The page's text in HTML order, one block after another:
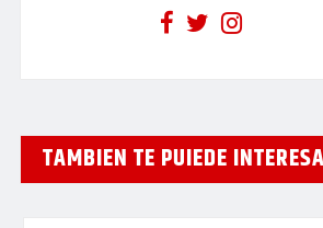
TAMBIEN TE PUIEDE